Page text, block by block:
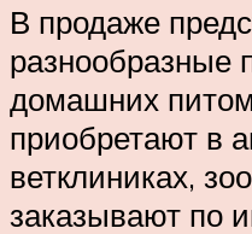
В продаже
разнообразные
домашних
приобретают в
ветклиниках,
заказывают по